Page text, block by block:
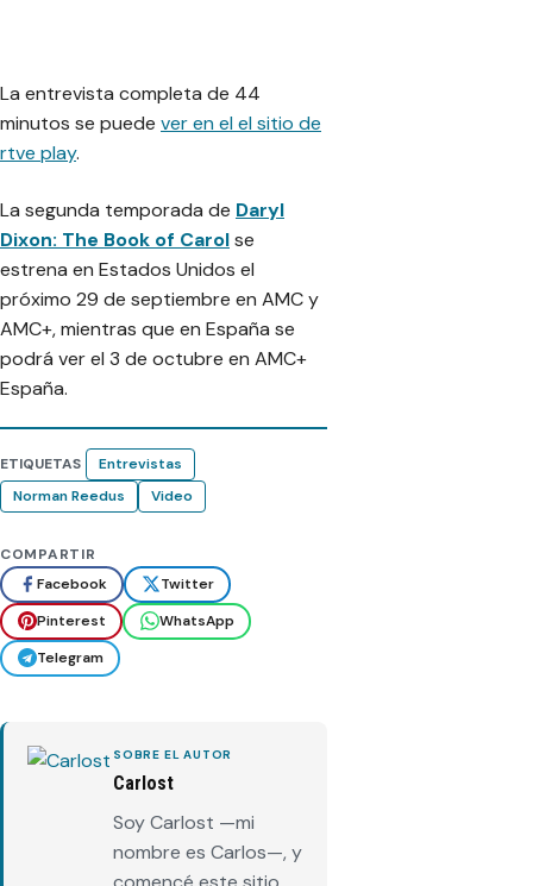
La entrevista completa de 44
minutos se puede ver en el el sitio de
rtve play.
La segunda temporada de Daryl
Dixon: The Book of Carolse
estrena en Estados Unidos el
próximo 29 de septiembre en AMC y
AMC+, mientras que en España se
podrá ver el 3 de octubre en AMC+
España.
ETIQUETAS
Entrevistas
Norman Reedus
Video
COMPARTIR
Facebook
Twitter
Pinterest
WhatsApp
Telegram
SOBRE EL AUTOR
Carlost
Soy Carlost —mi
nombre es Carlos—, y